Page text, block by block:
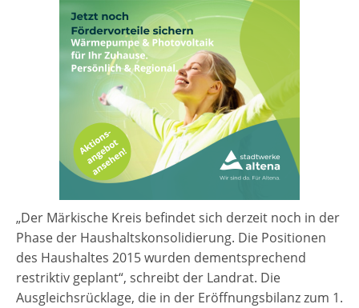
„Der Märkische Kreis befindet sich derzeit noch in der
Phase der Haushaltskonsolidierung. Die Positionen
des Haushaltes 2015 wurden dementsprechend
restriktiv geplant“, schreibt der Landrat. Die
Ausgleichsrücklage, die in der Eröffnungsbilanz zum 1.